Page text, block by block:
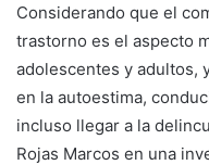
Considerando que el
trastorno es el aspecto
adolescentes y adultos,
en la autoestima,
incluso llegar a la
Rojas Marcos en una